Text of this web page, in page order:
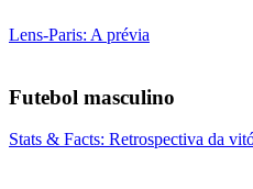
Lens-Paris: A prévia
Futebol masculino
Stats & Facts: Retrospectiva da